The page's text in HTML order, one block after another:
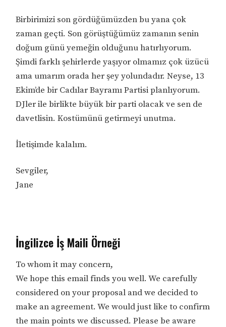
Birbirimizi son gördüğümüzden bu yana çok
zaman geçti. Son görüştüğümüz zamanın senin
doğum günü yemeğin olduğunu hatırlıyorum.
Şimdi farklı şehirlerde yaşıyor olmamız çok üzücü
ama umarım orada her şey yolundadır. Neyse, 13
Ekim’de bir Cadılar Bayramı Partisi planlıyorum.
DJler ile birlikte büyük bir parti olacak ve sen de
davetlisin. Kostümünü getirmeyi unutma.
İletişimde kalalım.
Sevgiler,
Jane
İngilizce İş Maili Örneği
To whom it may concern,
We hope this email finds you well. We carefully
considered on your proposal and we decided to
make an agreement. We would just like to confirm
the main points we discussed. Please be aware